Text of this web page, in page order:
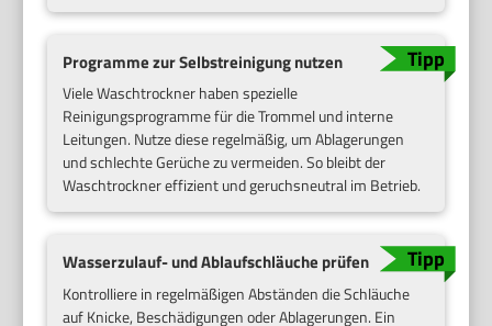
Programme zur Selbstreinigung nutzen
Viele Waschtrockner haben spezielle
Reinigungsprogramme für die Trommel und interne
Leitungen. Nutze diese regelmäßig, um Ablagerungen
und schlechte Gerüche zu vermeiden. So bleibt der
Waschtrockner effizient und geruchsneutral im Betrieb.
Wasserzulauf- und Ablaufschläuche prüfen
Kontrolliere in regelmäßigen Abständen die Schläuche
auf Knicke, Beschädigungen oder Ablagerungen. Ein